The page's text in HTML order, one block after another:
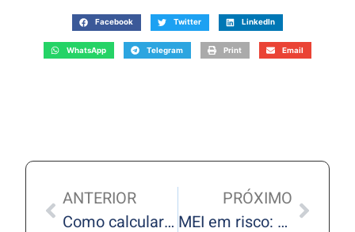
Facebook Twitter LinkedIn
WhatsApp Telegram Print Email
ANTERIOR
Como calcular os novos impostos da Reforma Tributária sem complicação
PRÓXIMO
MEI em risco: atraso na declaração anual pode gerar multa e até cancelamento do CNPJ